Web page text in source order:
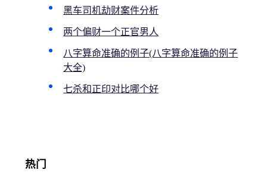
黑车司机劫财案件分析
两个偏财一个正官男人
八字算命准确的例子(八字算命准确的例子
大全)
七杀和正印对比哪个好
热门